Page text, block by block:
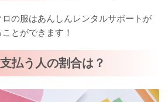
の服はあんしんレンタルサポートが
とができます！
払う人の割合は？